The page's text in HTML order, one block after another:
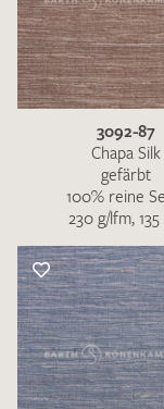
3092-87
Chapa Silk
gefärbt
100% reine
230 g/lfm,